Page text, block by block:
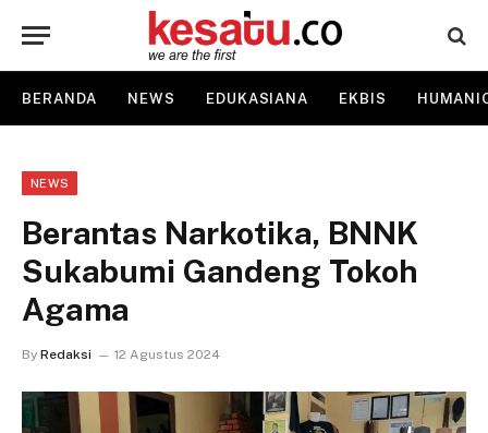
BERANDA NEWS EDUKASIANA EKBIS
NEWS
Berantas Narkotika, BNNK
Sukabumi Gandeng Tokoh
Agama
By Redaksi 12 Agustus 2024